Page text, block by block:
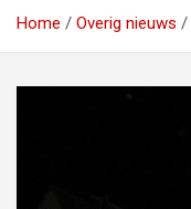
Home Overig nieuws